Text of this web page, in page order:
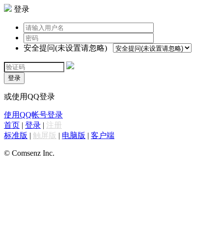
登录
安全提问(未设置请忽略)
登录
或使用QQ登录
使用QQ帐号登录
首页 | 登录 | 注册
标准版 | 触屏版 | 电脑版 | 客户端
© Comsenz Inc.